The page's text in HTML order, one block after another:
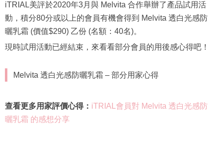
iTRIAL美評於2020年3月與 Melvita 合作舉辦了產品試用活
動，積分80分或以上的會員有機會得到 Melvita 透白光感防
曬乳霜 (價值$290) 乙份 (名額：40名)。
現時試用活動已經結束，來看看部分會員的用後感心得吧！
Melvita 透白光感防曬乳霜 – 部分用家心得
查看更多用家評價心得： iTRIAL會員對 Melvita 透白光感防
曬乳霜 的感想分享